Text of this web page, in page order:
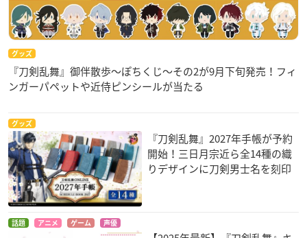
グッズ
『刀剣乱舞』御伴散歩～ぽちくじ～その2が9月下旬発売！フィ
ンガーパペットや近侍ピンシールが当たる
グッズ
『刀剣乱舞』2027年手帳が予約
開始！三日月宗近ら全14種の織
りデザインに刀剣男士名を刻印
話題 アニメ ゲーム 声優